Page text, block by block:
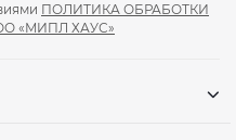
ПОЛИТИКА ОБРАБОТКИ
«МИПЛ ХАУС»